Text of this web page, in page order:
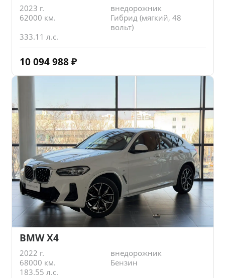
2023 г.
внедорожник
62000 км.
Гибрид (мягкий, 48
вольт)
333.11 л.с.
10 094 988 ₽
BMW X4
2022 г.
внедорожник
68000 км.
Бензин
183.55 л.с.